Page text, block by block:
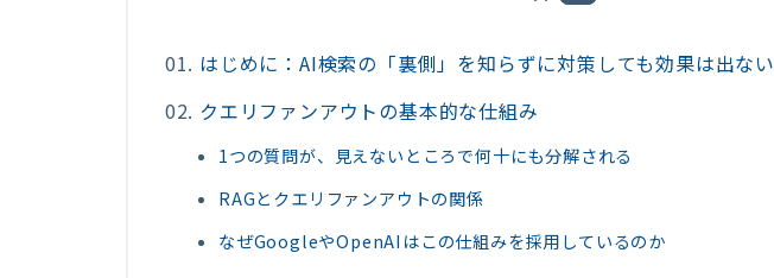
はじめに：AI検索の「裏側」を知らずに対策しても効果は出ない
クエリファンアウトの基本的な仕組み
1つの質問が、見えないところで何十にも分解される
RAGとクエリファンアウトの関係
なぜGoogleやOpenAIはこの仕組みを採用しているのか